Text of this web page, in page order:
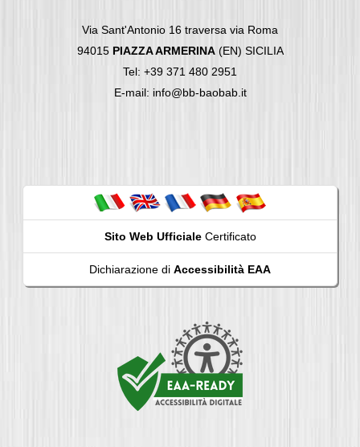
Via Sant'Antonio 16 traversa via Roma
94015 PIAZZA ARMERINA(EN) SICILIA
Tel: +39 371 480 2951
E-mail: info@bb-baobab.it
Sito Web UfficialeCertificato
Dichiarazione di Accessibilità EAA